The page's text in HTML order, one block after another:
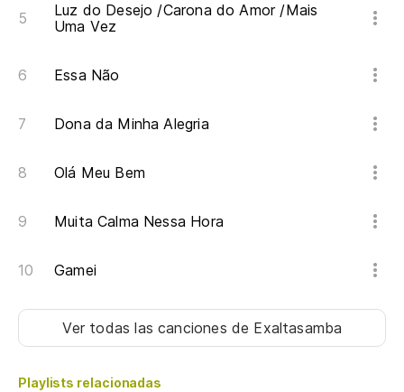
Luz do Desejo /Carona do Amor /Mais
Uma Vez
Essa Não
Dona da Minha Alegria
Olá Meu Bem
Muita Calma Nessa Hora
Gamei
Ver todas las canciones de Exaltasamba
Playlists relacionadas